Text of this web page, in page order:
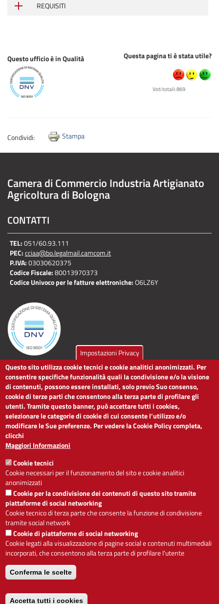
REQUISITI
Questa pagina ti è stata utile?
Voti totali: 869
Questo ufficio è in Qualità
Condividi: Stampa
Camera di Commercio Industria Artigianato
Agricoltura di Bologna
CONTATTI
TEL:051/60.93.111
PEC:cciaa@bo.legalmail.camcom.it
P.IVA:03030620375
Codice Fiscale:80013970373
Codice Univoco per le fatture elettroniche:O6LZ6Y
LINK UTILI
Dichiarazione di accessibilità
Obiettivi di accessibilità
Segnalaci problemi di accessibilità
Note legali
Privacy
Accesso riservato
ACCESSIBILITÀ
- A +
Alto contrasto
Servizio realizzato da
Impostazioni Privacy
Questo sito utilizza cookie tecnici e cookie analitici anonimizzati. Per
consentire specifiche funzionalità quali la condivisione e/o la visione
di contenuti, possono essere installati, solo previo Suo consenso,
cookie di terze parti che consentono alla terza parte di profilare gli
utenti. Tramite questo banner, può accettare tutti i cookies,
selezionare le categorie di cookie di cui consente l’utilizzo e/o
modificare le Sue preferenze. Per vedere la Cookie Policy completa,
clicchi
Maggiori Informazioni
Cookie tecnici
Cookie necessari per il funzionamento del sito e cookie analitici
anonimizzati
Cookie per la condivisione dei contenuti di questo sito tramite
piattaforme di social networking
Cookie tecnico di terza parte che consente la funzione di condivisione
tramite social network
Cookie di piattaforme di social networking
Cookie legati alla visualizzazione di pagine social e contenuti multimediali
incorporati, che consentono alla terza parte di profilare l'utente
Conferma le scelte
Accetta tutti i cookies